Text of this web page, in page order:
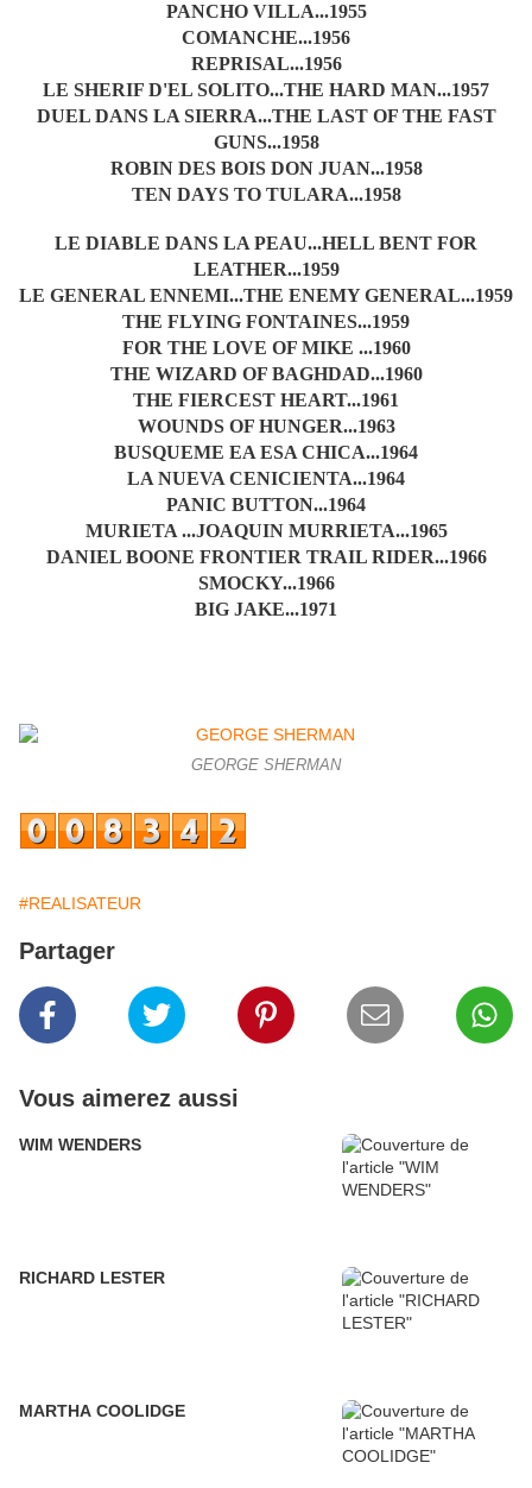
PANCHO VILLA...1955
COMANCHE...1956
REPRISAL...1956
LE SHERIF D'EL SOLITO...THE HARD MAN...1957
DUEL DANS LA SIERRA...THE LAST OF THE FAST
GUNS...1958
ROBIN DES BOIS DON JUAN...1958
TEN DAYS TO TULARA...1958
LE DIABLE DANS LA PEAU...HELL BENT FOR
LEATHER...1959
LE GENERAL ENNEMI...THE ENEMY GENERAL...1959
THE FLYING FONTAINES...1959
FOR THE LOVE OF MIKE ...1960
THE WIZARD OF BAGHDAD...1960
THE FIERCEST HEART...1961
WOUNDS OF HUNGER...1963
BUSQUEME EA ESA CHICA...1964
LA NUEVA CENICIENTA...1964
PANIC BUTTON...1964
MURIETA ...JOAQUIN MURRIETA...1965
DANIEL BOONE FRONTIER TRAIL RIDER...1966
SMOCKY...1966
BIG JAKE...1971
GEORGE SHERMAN
#REALISATEUR
Partager
Vous aimerez aussi
WIM WENDERS
RICHARD LESTER
MARTHA COOLIDGE